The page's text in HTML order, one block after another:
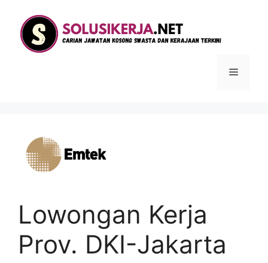
Menu
Lowongan Kerja
Prov. DKI-Jakarta